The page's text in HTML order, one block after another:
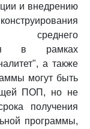
и внедрению
среднего
в рамках
а также
могут быть
ПОП, но не
получения
программы,